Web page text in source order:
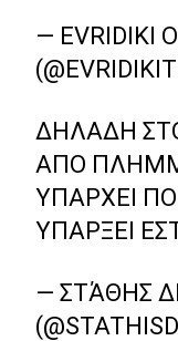
— EVRIDIKI
ΔΗΛΑΔΉ
ΑΠΌ
ΥΠΆΡΧΕΙ
ΥΠΆΡΞΕΙ
— ΣΤΆΘΗΣ